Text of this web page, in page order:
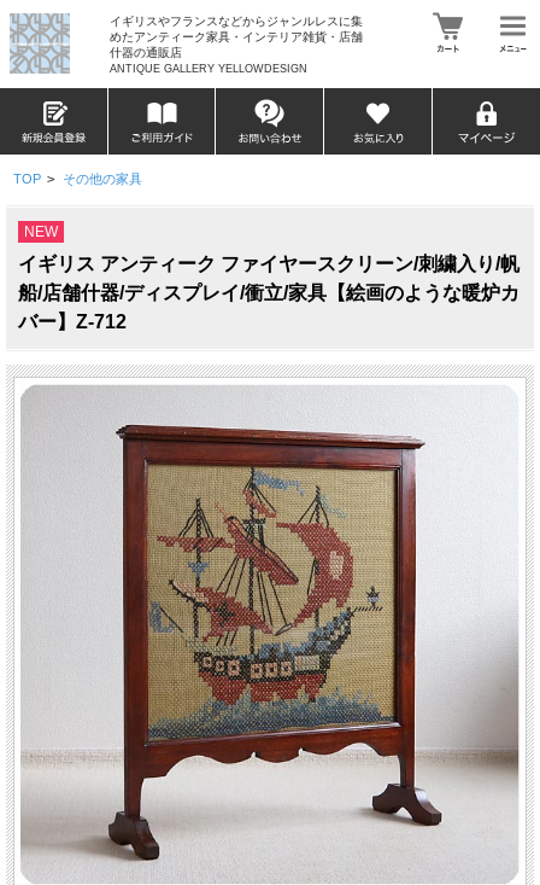
イギリスやフランスなどからジャンルレスに集
めたアンティーク家具・インテリア雑貨・店舗
什器の通販店
ANTIQUE GALLERY YELLOWDESIGN
TOP > その他の家具
NEW
イギリス アンティーク ファイヤースクリーン/刺繍入り/帆
船/店舗什器/ディスプレイ/衝立/家具【絵画のような暖炉カ
バー】Z-712